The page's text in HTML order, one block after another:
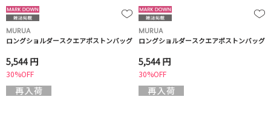
MURUA
ロングショルダースクエアボストンバッグ
5,544 円
30%OFF
MURUA
ロングショルダースクエアボストンバッグ
5,544 円
30%OFF